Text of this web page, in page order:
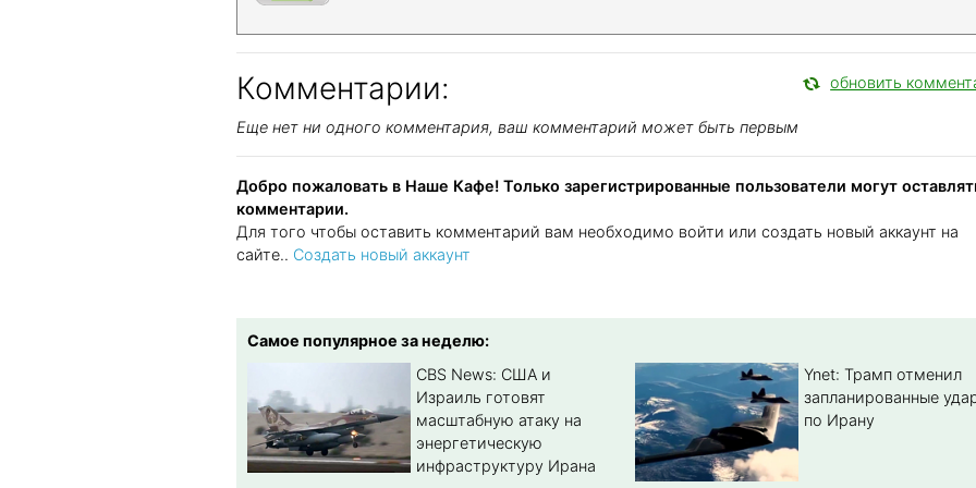
Комментарии: обновить
Еще нет ни одного комментария, ваш комментарий может быть первым
Добро пожаловать в Наше Кафе! Только зарегистрированные пользователи могут
комментарии.
Для того чтобы оставить комментарий вам необходимо войти или создать новый аккаунт на
сайте.. Создать новый аккаунт
Самое популярное за неделю:
CBS News: США и
Израиль готовят
масштабную атаку на
энергетическую
инфраструктуру Ирана
Ynet: Трамп отменил
запланированные
по Ирану